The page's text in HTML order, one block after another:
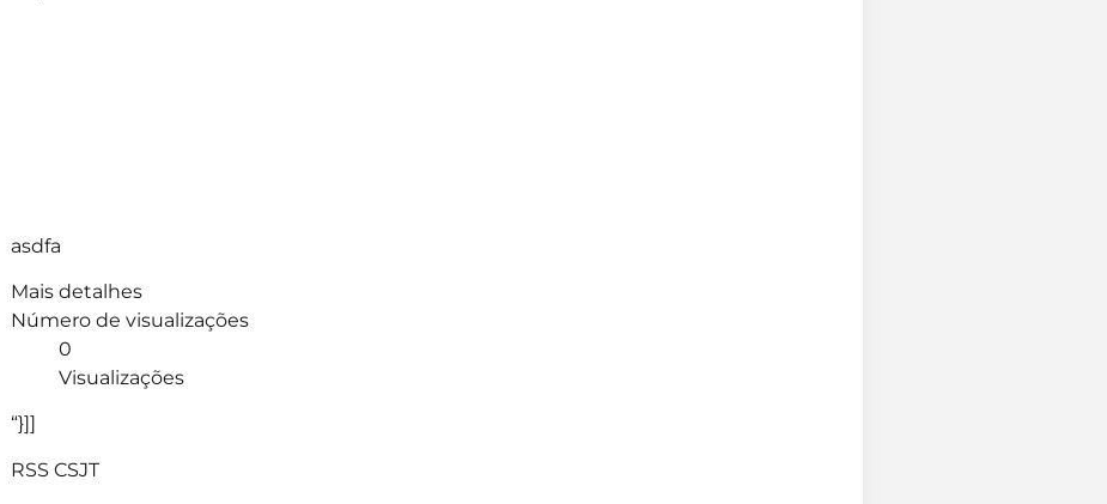
asdfa
Mais detalhes
Número de visualizações
0
Visualizações
“}]]
RSS CSJT